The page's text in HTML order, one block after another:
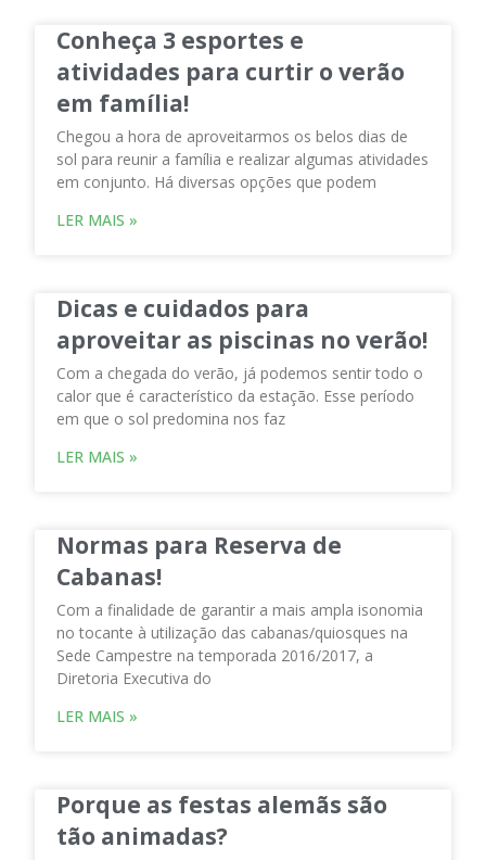
Conheça 3 esportes e
atividades para curtir o verão
em família!
Chegou a hora de aproveitarmos os belos dias de
sol para reunir a família e realizar algumas atividades
em conjunto. Há diversas opções que podem
LER MAIS »
Dicas e cuidados para
aproveitar as piscinas no verão!
Com a chegada do verão, já podemos sentir todo o
calor que é característico da estação. Esse período
em que o sol predomina nos faz
LER MAIS »
Normas para Reserva de
Cabanas!
Com a finalidade de garantir a mais ampla isonomia
no tocante à utilização das cabanas/quiosques na
Sede Campestre na temporada 2016/2017, a
Diretoria Executiva do
LER MAIS »
Porque as festas alemãs são
tão animadas?